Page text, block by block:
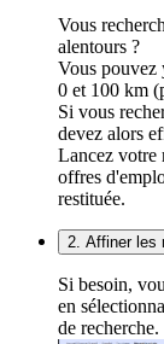
Vous
alentours ?
Vous pouvez
0 et 100 km
Si vous
devez alors
Lancez votre
offres
restituée.
2. Affiner les
Si besoin,
en
de recherche.